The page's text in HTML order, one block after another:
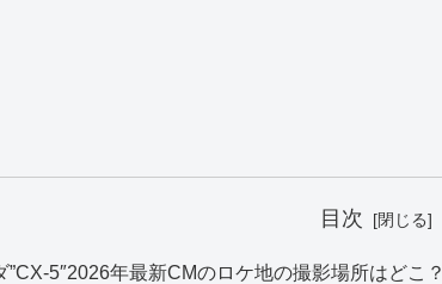
目次
”CX-5″2026年最新CMのロケ地の撮影場所はどこ？